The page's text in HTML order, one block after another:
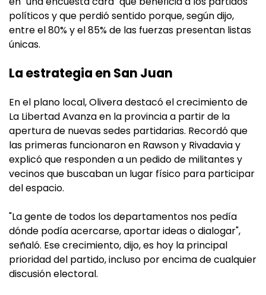
políticos y que perdió sentido porque, según dijo,
entre el 80% y el 85% de las fuerzas presentan listas
únicas.
La estrategia en San Juan
En el plano local, Olivera destacó el crecimiento de
La Libertad Avanza en la provincia a partir de la
apertura de nuevas sedes partidarias. Recordó que
las primeras funcionaron en Rawson y Rivadavia y
explicó que responden a un pedido de militantes y
vecinos que buscaban un lugar físico para participar
del espacio.
"La gente de todos los departamentos nos pedía
dónde podía acercarse, aportar ideas o dialogar",
señaló. Ese crecimiento, dijo, es hoy la principal
prioridad del partido, incluso por encima de cualquier
discusión electoral.